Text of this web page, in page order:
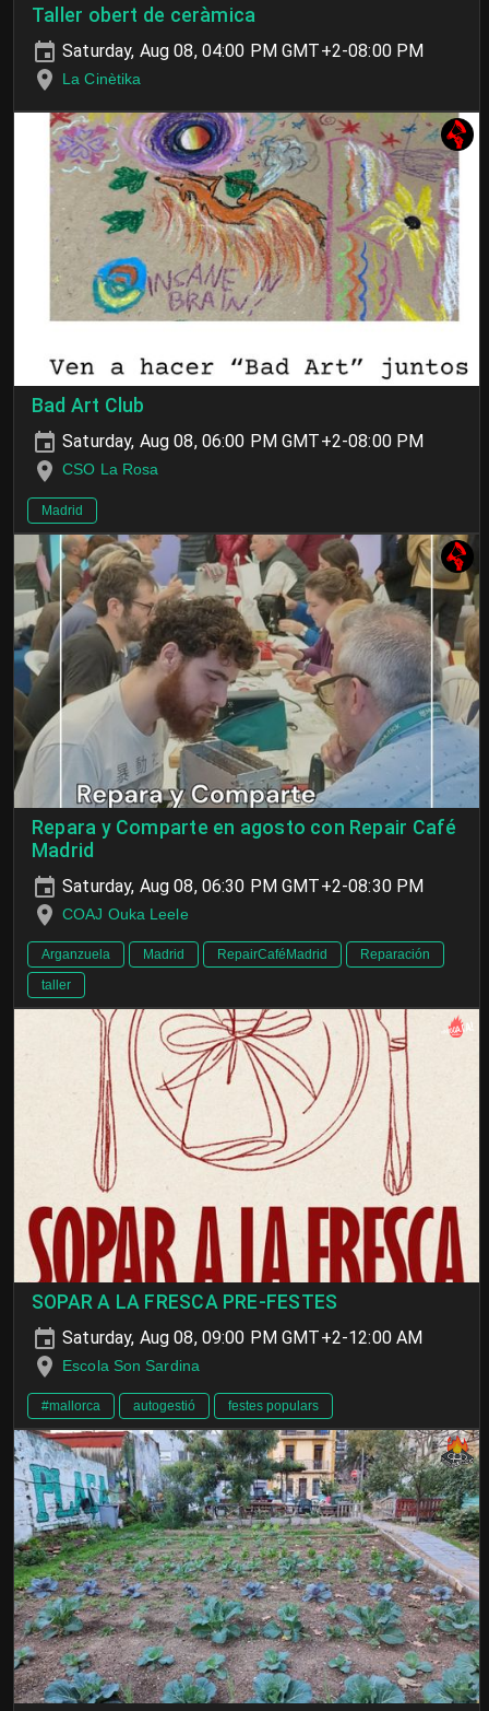
Taller obert de ceràmica
Saturday, Aug 08, 04:00 PM GMT+2-08:00 PM
La Cinètika
Bad Art Club
Saturday, Aug 08, 06:00 PM GMT+2-08:00 PM
CSO La Rosa
Madrid
Repara y Comparte en agosto con Repair Café
Madrid
Saturday, Aug 08, 06:30 PM GMT+2-08:30 PM
COAJ Ouka Leele
Arganzuela Madrid RepairCaféMadrid
Reparación
taller
SOPAR A LA FRESCA PRE-FESTES
Saturday, Aug 08, 09:00 PM GMT+2-12:00 AM
Escola Son Sardina
#mallorca autogestió festes populars